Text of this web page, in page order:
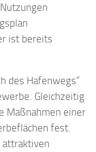
ist bereits
des Hafenwegs“
Gleichzeitig
Maßnahmen einer
fest.
attraktiven